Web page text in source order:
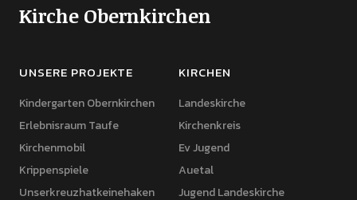
Kirche Obernkirchen
UNSERE PROJEKTE
Kindergarten Obernkirchen
Erlebnisraum Taufe
Kirchenmobil
Krippenspiele
Unserkreuzhatkeinehaken
KIRCHEN
Landeskirche
Kirchenkreis
Ev Jugend
Auetal
Jugend Landeskirche